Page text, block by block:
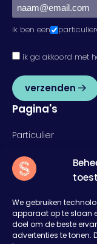
We gebruiken
apparaat op te slaan
doel om de beste
advertenties te tonen.
ik ben een
ik ga akkoord met
verzenden
Pagina's
Particulier
Inspiratie
Nieuws
Slump
Het Rister 11